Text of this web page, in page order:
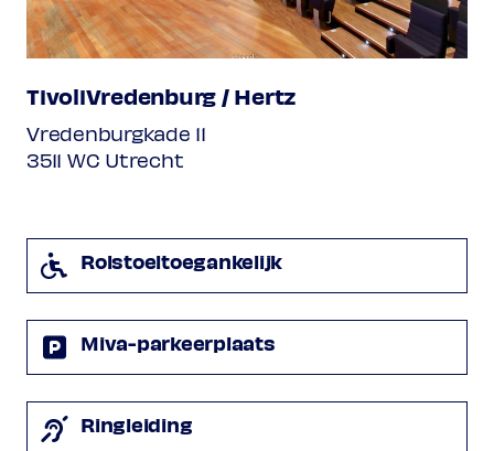
TivoliVredenburg / Hertz
Vredenburgkade 11
3511 WC Utrecht
Rolstoeltoegankelijk
Miva-parkeerplaats
Ringleiding